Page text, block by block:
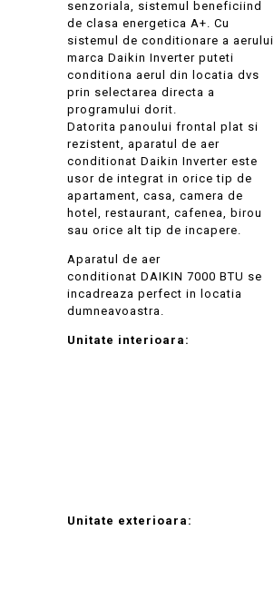
senzoriala, sistemul beneficiind
de clasa energetica A+. Cu
sistemul de conditionare a aerului
marca Daikin Inverter puteti
conditiona aerul din locatia dvs
prin selectarea directa a
programului dorit.
Datorita panoului frontal plat si
rezistent, aparatul de aer
conditionat Daikin Inverter este
usor de integrat in orice tip de
apartament, casa, camera de
hotel, restaurant, cafenea, birou
sau orice alt tip de incapere.
Aparatul de aer
conditionat DAIKIN 7000 BTU se
incadreaza perfect in locatia
dumneavoastra.
Unitate interioara:
Unitate exterioara: